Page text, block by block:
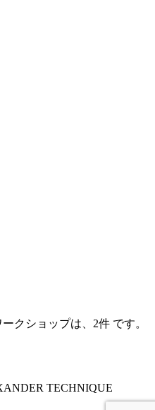
クショップは、2件 です。
TECHNIQUE